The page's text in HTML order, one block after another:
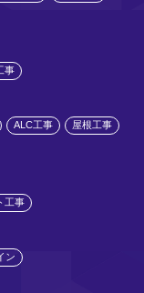
事
ALC工事 屋根工事
工事
ン